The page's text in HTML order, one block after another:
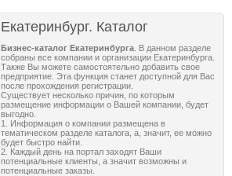
Екатеринбург. Каталог
Бизнес-каталог Екатеринбурга . В данном разделе
собраны все компании и организации Екатеринбурга.
Также Вы можете самостоятельно добавить свое
предприятие. Эта функция станет доступной для Вас
после прохождения регистрации.
Существует несколько причин, по которым
размещение информации о Вашей компании, будет
выгодно.
1. Информация о компании размещена в
тематическом разделе каталога, а, значит, ее можно
будет быстро найти.
2. Каждый день на портал заходят Ваши
потенциальные клиенты, а значит возможны и
потенциальные заказы.